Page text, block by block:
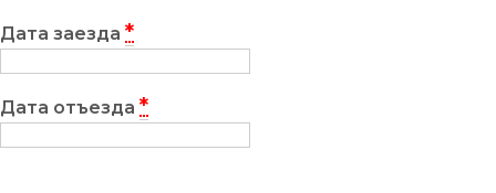
Дата заезда *
Дата отъезда *